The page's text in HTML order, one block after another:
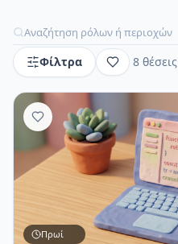
Αναζήτηση
Φίλτρα 8 θέσεις
Πρωί